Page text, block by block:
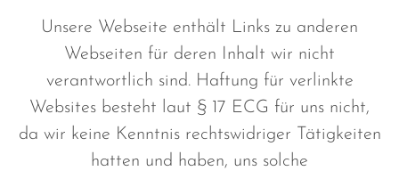
Unsere Webseite enthält Links zu anderen
Webseiten für deren Inhalt wir nicht
verantwortlich sind. Haftung für verlinkte
Websites besteht laut § 17 ECG für uns nicht,
da wir keine Kenntnis rechtswidriger Tätigkeiten
hatten und haben, uns solche